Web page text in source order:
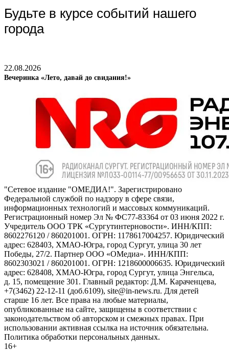
Будьте в курсе событий нашего
города
22.08.2026
Вечеринка «Лето, давай до свидания!»
"Сетевое издание "ОМЕДИА!". Зарегистрировано
Федеральной службой по надзору в сфере связи,
информационных технологий и массовых коммуникаций.
Регистрационный номер Эл № ФС77-83364 от 03 июня 2022 г.
Учредитель ООО ТРК «Сургутинтерновости». ИНН/КПП:
8602276120 / 860201001. ОГРН: 1178617004257. Юридический
адрес: 628403, ХМАО-Югра, город Сургут, улица 30 лет
Победы, 27/2. Партнер ООО «ОМедиа». ИНН/КПП:
8602303021 / 860201001. ОГРН: 1218600006635. Юридический
адрес: 628408, ХМАО-Югра, город Сургут, улица Энгельса,
д. 15, помещение 301. Главный редактор: Д.М. Караченцева,
+7(3462) 22-12-11 (доб.6109), site@in-news.ru. Для детей
старше 16 лет. Все права на любые материалы,
опубликованные на сайте, защищены в соответствии с
законодательством об авторском и смежных правах. При
использовании активная ссылка на источник обязательна.
Политика обработки персональных данных.
16+